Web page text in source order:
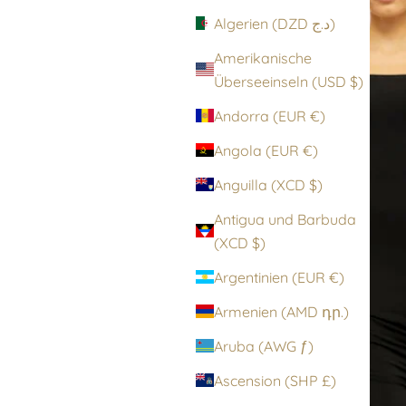
Algerien (DZD د.ج)
Amerikanische
Überseeinseln (USD $)
Andorra (EUR €)
Angola (EUR €)
Anguilla (XCD $)
Antigua und Barbuda
(XCD $)
Argentinien (EUR €)
Armenien (AMD դր.)
Aruba (AWG ƒ)
Ascension (SHP £)